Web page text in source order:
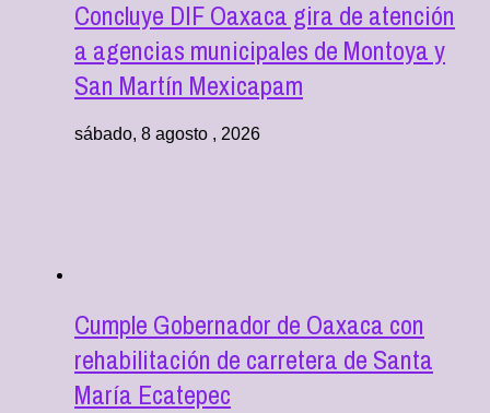
Concluye DIF Oaxaca gira de atención
a agencias municipales de Montoya y
San Martín Mexicapam
sábado, 8 agosto , 2026
Cumple Gobernador de Oaxaca con
rehabilitación de carretera de Santa
María Ecatepec